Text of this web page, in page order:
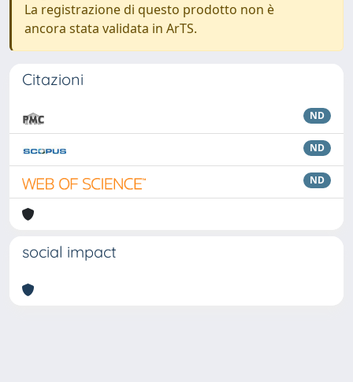
La registrazione di questo prodotto non è
ancora stata validata in ArTS.
Citazioni
ND
ND
ND
social impact